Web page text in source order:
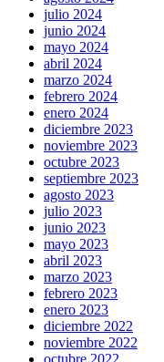
julio 2024
junio 2024
mayo 2024
abril 2024
marzo 2024
febrero 2024
enero 2024
diciembre 2023
noviembre 2023
octubre 2023
septiembre 2023
agosto 2023
julio 2023
junio 2023
mayo 2023
abril 2023
marzo 2023
febrero 2023
enero 2023
diciembre 2022
noviembre 2022
octubre 2022